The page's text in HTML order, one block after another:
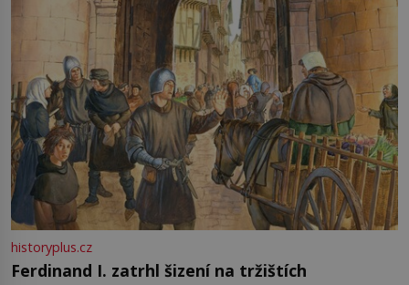
historyplus.cz
Ferdinand I. zatrhl šizení na tržištích